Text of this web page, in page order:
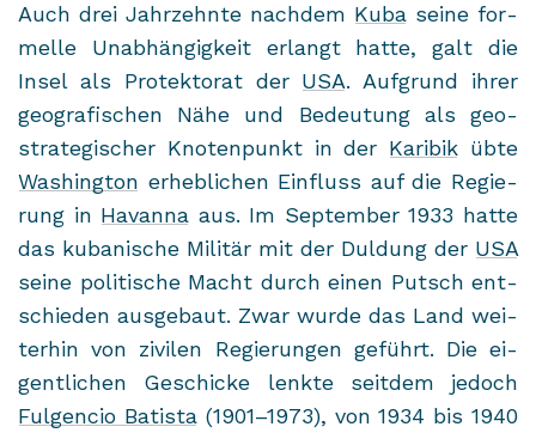
Auch drei Jahr­zehn­te nach­dem Kuba seine for­
mel­le Un­ab­hän­gig­keit er­langt hatte, galt die
Insel als Pro­tek­to­rat der USA. Auf­grund ihrer
geo­gra­fi­schen Nähe und Be­deu­tung als geo­
stra­te­gi­scher Kno­ten­punkt in der Ka­ri­bik übte
Wa­shing­ton er­heb­li­chen Ein­fluss auf die Re­gie­
rung in Ha­van­na aus. Im Sep­tem­ber 1933 hatte
das ku­ba­ni­sche Mi­li­tär mit der Dul­dung der USA
seine po­li­ti­sche Macht durch einen Putsch ent­
schie­den aus­ge­baut. Zwar wurde das Land wei­
ter­hin von zi­vi­len Re­gie­run­gen ge­führt. Die ei­
gent­li­chen Ge­schi­cke lenk­te seit­dem je­doch
Ful­gen­cio Ba­tis­ta(1901–1973), von 1934 bis 1940